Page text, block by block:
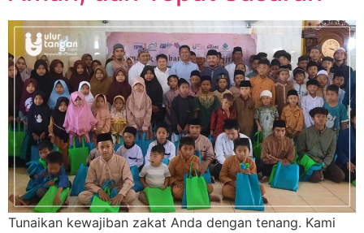
Tunaikan kewajiban zakat Anda dengan tenang. Kami